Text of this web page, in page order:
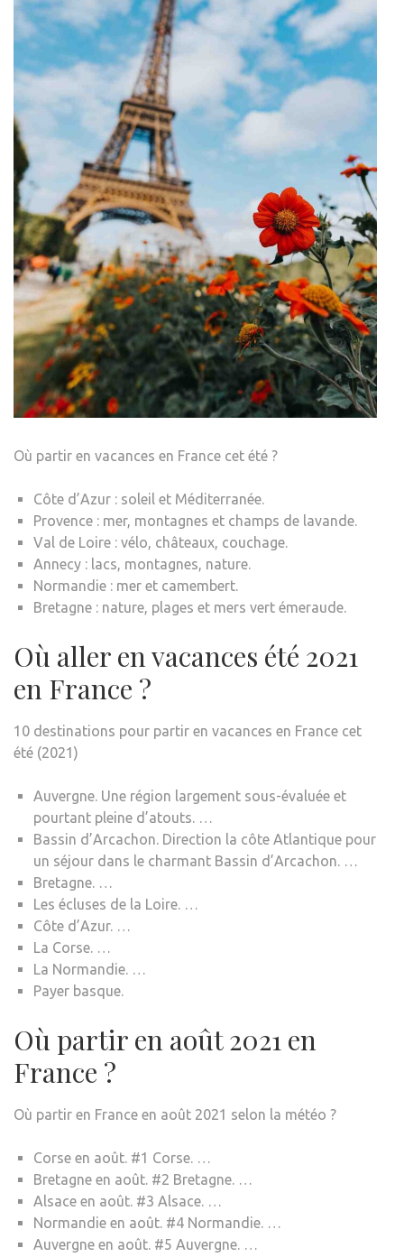
Où partir en vacances en France cet été ?
Côte d’Azur : soleil et Méditerranée.
Provence : mer, montagnes et champs de lavande.
Val de Loire : vélo, châteaux, couchage.
Annecy : lacs, montagnes, nature.
Normandie : mer et camembert.
Bretagne : nature, plages et mers vert émeraude.
Où aller en vacances été 2021
en France ?
10 destinations pour partir en vacances en France cet
été (2021)
Auvergne. Une région largement sous-évaluée et
pourtant pleine d’atouts. …
Bassin d’Arcachon. Direction la côte Atlantique pour
un séjour dans le charmant Bassin d’Arcachon. …
Bretagne. …
Les écluses de la Loire. …
Côte d’Azur. …
La Corse. …
La Normandie. …
Payer basque.
Où partir en août 2021 en
France ?
Où partir en France en août 2021 selon la météo ?
Corse en août. #1 Corse. …
Bretagne en août. #2 Bretagne. …
Alsace en août. #3 Alsace. …
Normandie en août. #4 Normandie. …
Auvergne en août. #5 Auvergne. …